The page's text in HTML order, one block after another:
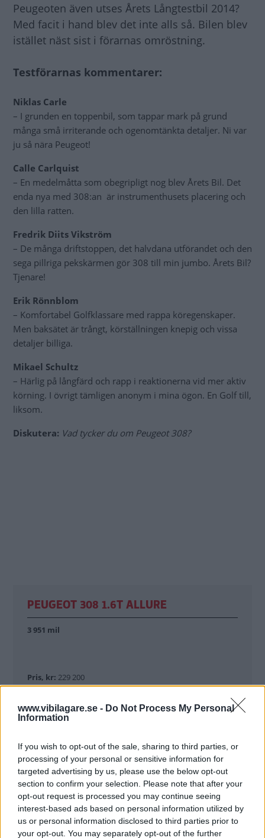
www.vibilagare.se - Do Not Process My Personal
Information
If you wish to opt-out of the sale, sharing to third parties, or
processing of your personal or sensitive information for
targeted advertising by us, please use the below opt-out
section to confirm your selection. Please note that after your
opt-out request is processed you may continue seeing
interest-based ads based on personal information utilized by
us or personal information disclosed to third parties prior to
your opt-out. You may separately opt-out of the further
Peugeoten även utses Årets Långtestbil 2014?
Med facit i hand blev det inte alls så. Bilen blev
istället näst sist i förarnas omröstning.
Testförarnas kommentarer:
Niklas Carle
– I grunden en toppenbil, som tappar mark på grund
många små irriterande och ogenomtänkta detaljer. Ni var
ju så nära Peugeot!
Calle Carlquist
– En medelmåtta som obegripligt nog blev Årets Bil. Det
enda nya med 308:an är instrumenthusets placering och
den lilla ratten.
Fredrik Diits Vikström
– De många driftstoppen, det halvdana utförandet och den
sega pillriga pekskärmen gör 308 till min jumbo. Årets Bil?
Tjenare!
Erik Rönnblom
– Komfortabel Golfklassare med rappa köregenskaper.
Men baksätet är trångt, körställningen knepig och vissa
detaljer billiga.
Mikael Schultz
– Härlig på långfärd och rapp i reaktionerna vid mer aktiv
körning. I övrigt tämligen anonym i mina ögon. En Golf till,
liksom.
Diskutera: Vad tycker du om Peugeot 308?
PEUGEOT 308 1.6T ALLURE
3 951 mil
Pris, kr: 229 200
Bränslekostnad/mil, kr:
Värdeminskning/mil, kr:25:23
Värdeminskning procent:43
Servicekostnad/mil:1:92
Seviceintervall mil/år:2 000/1